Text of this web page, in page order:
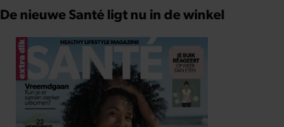
De nieuwe Santé ligt nu in de winkel